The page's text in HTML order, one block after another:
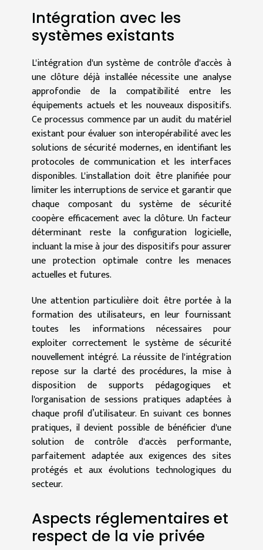
Intégration avec les
systèmes existants
L'intégration d'un système de contrôle d'accès à
une clôture déjà installée nécessite une analyse
approfondie de la compatibilité entre les
équipements actuels et les nouveaux dispositifs.
Ce processus commence par un audit du matériel
existant pour évaluer son interopérabilité avec les
solutions de sécurité modernes, en identifiant les
protocoles de communication et les interfaces
disponibles. L'installation doit être planifiée pour
limiter les interruptions de service et garantir que
chaque composant du système de sécurité
coopère efficacement avec la clôture. Un facteur
déterminant reste la configuration logicielle,
incluant la mise à jour des dispositifs pour assurer
une protection optimale contre les menaces
actuelles et futures.
Une attention particulière doit être portée à la
formation des utilisateurs, en leur fournissant
toutes les informations nécessaires pour
exploiter correctement le système de sécurité
nouvellement intégré. La réussite de l'intégration
repose sur la clarté des procédures, la mise à
disposition de supports pédagogiques et
l'organisation de sessions pratiques adaptées à
chaque profil d’utilisateur. En suivant ces bonnes
pratiques, il devient possible de bénéficier d'une
solution de contrôle d'accès performante,
parfaitement adaptée aux exigences des sites
protégés et aux évolutions technologiques du
secteur.
Aspects réglementaires et
respect de la vie privée